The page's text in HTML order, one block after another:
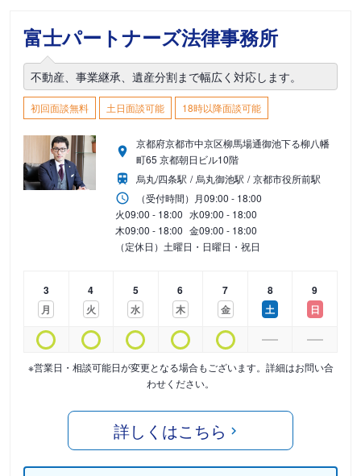
富士パートナーズ法律事務所
不動産、事業継承、遺産分割まで幅広く対応します。
初回面談無料 土日面談可能 18時以降面談可能
京都府京都市中京区柳馬場通御池下る柳八幡
町65 京都朝日ビル10階
烏丸/四条駅
烏丸御池駅
京都市役所前駅
（受付時間） 月09:00 - 18:00
火09:00 - 18:00 水09:00 - 18:00
木09:00 - 18:00 金09:00 - 18:00
（定休日）土曜日・日曜日・祝日
3
月
4
火
5
水
6
木
7
金
8
土
9
日
※営業日・相談可能日が変更となる場合もございます。詳細はお問い合
わせください。
詳しくはこちら